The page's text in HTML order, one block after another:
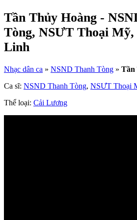
Tần Thủy Hoàng -
Tòng, NSƯT Thoại
Linh
Nhạc dân ca » NSND Thanh Tòng » Tần
Ca sĩ: NSND Thanh Tòng, NSƯT Thoại
Thể loại: Cải Lương